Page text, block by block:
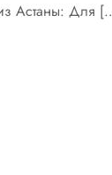
из Астаны: Для